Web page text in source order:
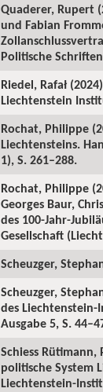
Quaderer, Rupert
und Fabian
Politische
Riedel, Rafał
Liechtenstein
Rochat, Philippe
Liechtensteins.
1), S. 261–288.
Rochat, Philippe
Georges Baur,
des 100-Jahr-
Gesellschaft
Scheuzger,
Scheuzger,
des
Ausgabe 5, S.
Schiess
politische System
Liechtenstein-